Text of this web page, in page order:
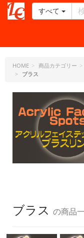
ー
ラ
フ
ト・
ジ
ェ
ピ
すべて
HOME 商品カテゴリー
ブラス
ブラス の商品